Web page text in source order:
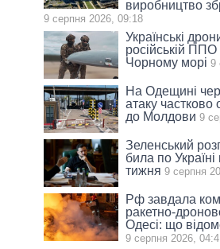
виробництво
9 серпня 2026, 09:18
Українські
російській ППО
Чорному морі 9
На Одещині
атаку
до Молдови 9
Зеленський
била по
тижня 9 серпня
Рф завдала
ракетно-
Одесі: що
9 серпня 2026,